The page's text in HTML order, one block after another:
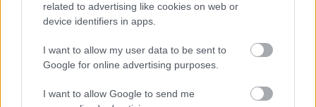
related to advertising like cookies on web or
device identifiers in apps.
I want to allow my user data to be sent to
Google for online advertising purposes.
I want to allow Google to send me
HIRDETÉS
HIRDETÉS